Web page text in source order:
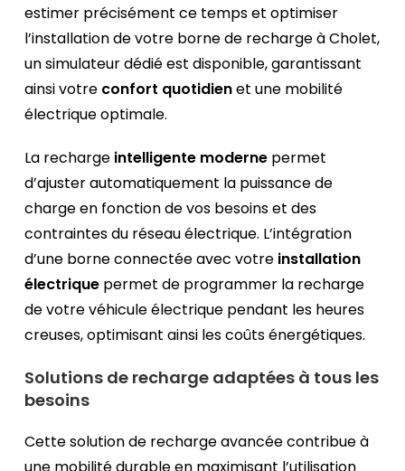
estimer précisément ce temps et optimiser
l’installation de votre borne de recharge à Cholet,
un simulateur dédié est disponible, garantissant
ainsi votre confort quotidienet une mobilité
électrique optimale.
La recharge intelligente moderne permet
d’ajuster automatiquement la puissance de
charge en fonction de vos besoins et des
contraintes du réseau électrique. L’intégration
d’une borne connectée avec votre installation
électrique permet de programmer la recharge
de votre véhicule électrique pendant les heures
creuses, optimisant ainsi les coûts énergétiques.
Solutions de recharge adaptées à tous les
besoins
Cette solution de recharge avancée contribue à